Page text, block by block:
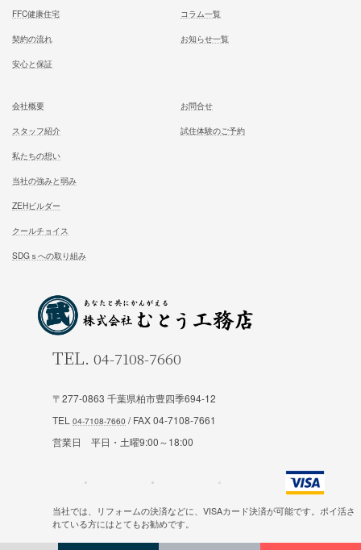
一足先に体験して頂いております
家族が幸せになる家を建築したいあなたへ
お気軽にご相談ください
山市、野田市）千葉県（市川市）東京都（葛飾区、江戸川区
松尾式室温設計
〒277-0863 千葉県柏市豊四季694-12
TEL
/ FAX 04-7108-7661
営業日 平日・土曜9:00～18:00
当社では、リフォームの決済などに、VISAカード決済が可能です。ポイ活さ
れている方にはとてもお勧めです。